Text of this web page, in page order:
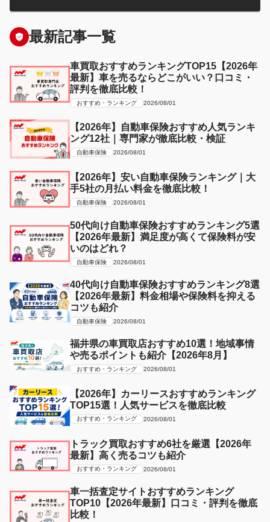
最新記事一覧
車買取おすすめランキングTOP15【2026年
最新】車を売るならどこがいい？口コミ・
評判を徹底比較！
おすすめ・ランキング 2026/08/01
【2026年】自動車保険おすすめ人気ランキ
ング12社｜専門家が徹底比較・検証
自動車保険 2026/08/01
【2026年】安い自動車保険ランキング｜大
手5社の月払い料金を徹底比較！
自動車保険 2026/08/01
50代向け自動車保険おすすめランキング5選
【2026年最新】満足度が高くて保険料が安
いのはどれ？
自動車保険 2026/08/01
40代向け自動車保険おすすめランキング8選
【2026年最新】料金相場や保険料を抑える
コツも紹介
自動車保険 2026/08/01
福井県の車買取店おすすめ10選！地域事情
や売るポイントも紹介【2026年8月】
おすすめ・ランキング 2026/08/01
【2026年】カーリースおすすめランキング
TOP15選！人気サービスを徹底比較
おすすめ・ランキング 2026/08/01
トラック買取おすすめ6社を厳選【2026年
最新】高く売るコツも紹介
おすすめ・ランキング 2026/08/01
車一括査定サイトおすすめランキング
TOP10【2026年最新】口コミ・評判を徹底
比較！